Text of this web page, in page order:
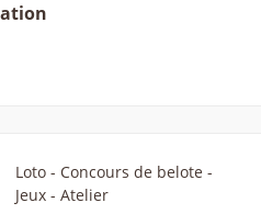
Loto - Concours de belote -
Jeux - Atelier